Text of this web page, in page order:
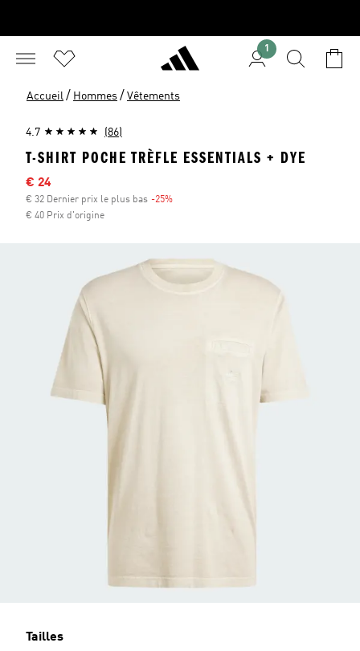
1
Accueil / Hommes / Vêtements
4.7 (86)
T-SHIRT POCHE TRÈFLE ESSENTIALS + DYE
Sale price
€ 24
€ 32 Dernier prix le plus bas -25%
€ 40 Prix d'origine
Tailles